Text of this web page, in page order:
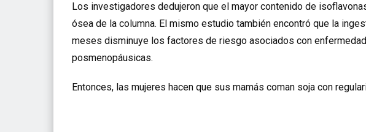
Los investigadores dedujeron que el mayor contenido de
ósea de la columna. El mismo estudio también encontró que la
meses disminuye los factores de riesgo asociados con
posmenopáusicas.
Entonces, las mujeres hacen que sus mamás coman soja con